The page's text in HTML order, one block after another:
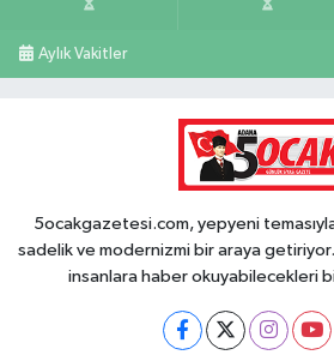
Aylık Vakitler
5ocakgazetesi.com, yepyeni
sadelik ve modernizmi bir araya
insanlara haber okuyabilecekleri